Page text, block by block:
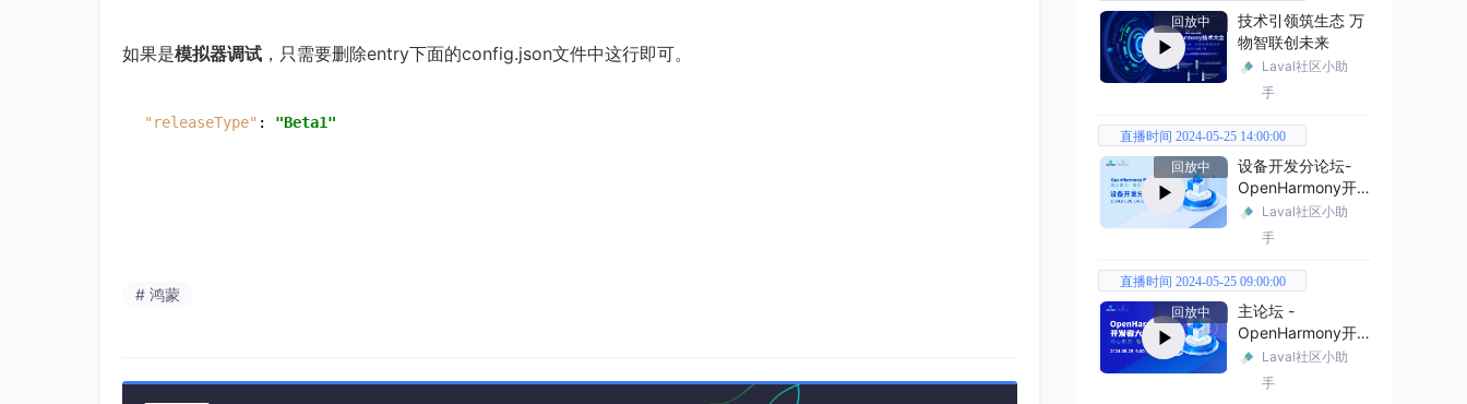
如果是模拟器调试 ，只需要删除entry下面的config.json文件中这行即可。
"releaseType" : "Beta1"
# 鸿蒙
回放中
技术引领筑生态 万
物智联创未来
Laval社区小助
手
直播时间 2024-05-25 14:00:00
回放中
设备开发分论坛-
OpenHarmony开
发者大会2024
Laval社区小助
手
直播时间 2024-05-25 09:00:00
回放中
主论坛 -
OpenHarmony开
发者大会2024
Laval社区小助
手